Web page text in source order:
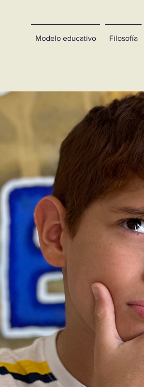
Modelo educativo Filosofía